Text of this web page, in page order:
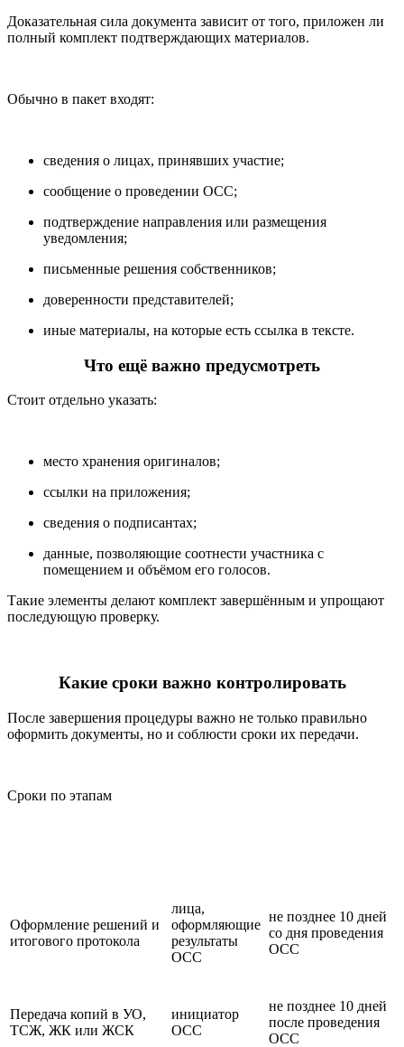
Доказательная сила документа зависит от того, приложен ли
полный комплект подтверждающих материалов.
Обычно в пакет входят:
сведения о лицах, принявших участие;
сообщение о проведении ОСС;
подтверждение направления или размещения
уведомления;
письменные решения собственников;
доверенности представителей;
иные материалы, на которые есть ссылка в тексте.
Что ещё важно предусмотреть
Стоит отдельно указать:
место хранения оригиналов;
ссылки на приложения;
сведения о подписантах;
данные, позволяющие соотнести участника с
помещением и объёмом его голосов.
Такие элементы делают комплект завершённым и упрощают
последующую проверку.
Какие сроки важно контролировать
После завершения процедуры важно не только правильно
оформить документы, но и соблюсти сроки их передачи.
Сроки по этапам
Оформление решений и
итогового протокола
лица,
оформляющие
результаты
ОСС
не позднее 10 дней
со дня проведения
ОСС
Передача копий в УО,
ТСЖ, ЖК или ЖСК
инициатор
ОСС
не позднее 10 дней
после проведения
ОСС